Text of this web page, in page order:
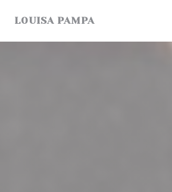
LOUISA PAMPA